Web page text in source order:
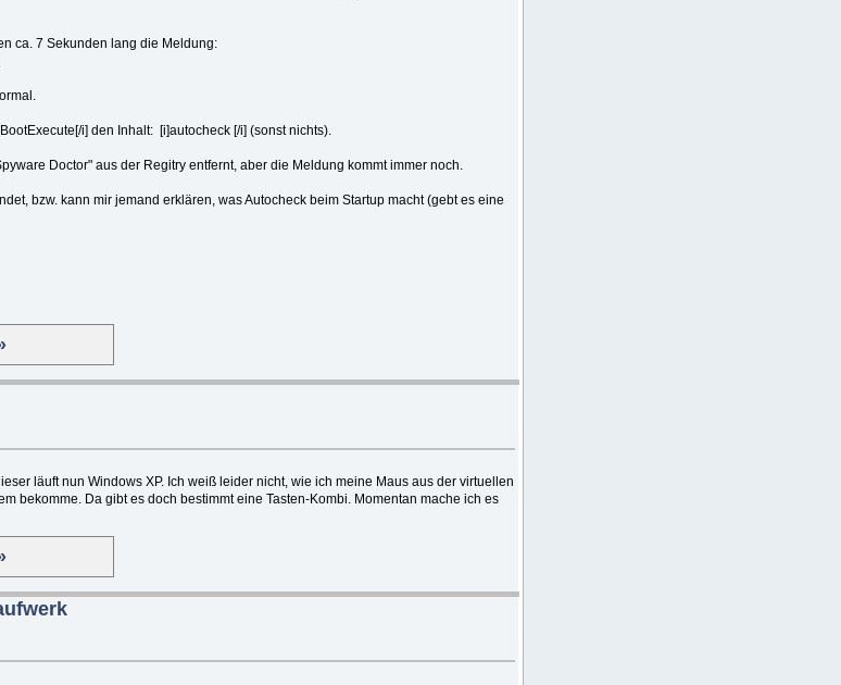
ca. 7 Sekunden lang die Meldung:
i] den Inhalt: [i]autocheck [/i] (sonst nichts).
Doctor" aus der Regitry entfernt, aber die Meldung kommt immer noch.
bzw. kann mir jemand erklären, was Autocheck beim Startup macht (gebt es eine
läuft nun Windows XP. Ich weiß leider nicht, wie ich meine Maus aus der virtuellen
bekomme. Da gibt es doch bestimmt eine Tasten-Kombi. Momentan mache ich es